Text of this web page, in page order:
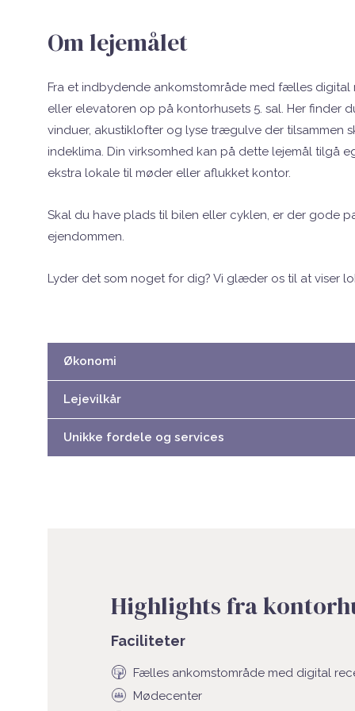
Om lejemålet
Fra et indbydende ankomstområde med fælles
eller elevatoren op på kontorhusets 5. sal. Her finder
vinduer, akustiklofter og lyse trægulve der tilsammen
indeklima. Din virksomhed kan på dette lejemål tilgå
ekstra lokale til møder eller aflukket kontor.
Skal du have plads til bilen eller cyklen, er der gode
ejendommen.
Lyder det som noget for dig? Vi glæder os til at viser
Økonomi
Lejevilkår
Unikke fordele og services
Highlights fra
Faciliteter
Fælles ankomstområde med digital
Mødecenter